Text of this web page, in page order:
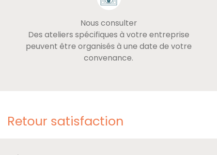
Nous consulter
Des ateliers spécifiques à votre entreprise
peuvent être organisés à une date de votre
convenance.
Retour satisfaction